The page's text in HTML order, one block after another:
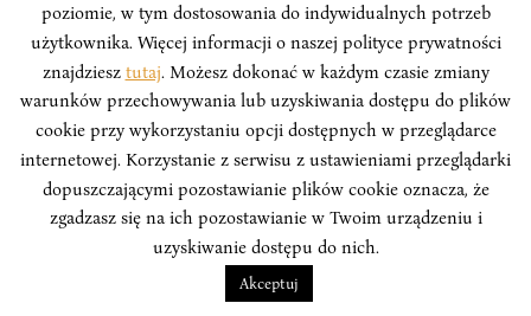
INSTYTUT BOYMA. WSZELKIE PRAWA ZASTRZEŻONE.Polityka
Prywatności Serwisu Polityka Prywatności Fundacji
poziomie, w tym dostosowania do indywidualnych potrzeb
użytkownika. Więcej informacji o naszej polityce prywatności
znajdziesz tutaj. Możesz dokonać w każdym czasie zmiany
warunków przechowywania lub uzyskiwania dostępu do plików
cookie przy wykorzystaniu opcji dostępnych w przeglądarce
internetowej. Korzystanie z serwisu z ustawieniami przeglądarki
dopuszczającymi pozostawianie plików cookie oznacza, że
zgadzasz się na ich pozostawianie w Twoim urządzeniu i
uzyskiwanie dostępu do nich.
Akceptuj